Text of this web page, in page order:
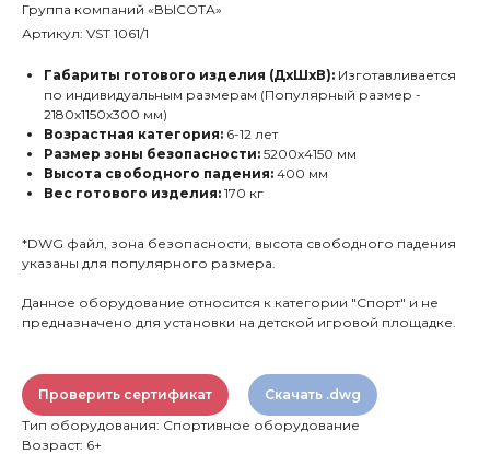
Группа компаний «ВЫСОТА»
Артикул: VST 1061/1
Габариты готового изделия (ДхШхВ): Изготавливается
по индивидуальным размерам (Популярный размер -
2180х1150х300 мм)
Возрастная категория: 6-12 лет
Размер зоны безопасности: 5200х4150 мм
Высота свободного падения: 400 мм
Вес готового изделия: 170 кг
*DWG файл, зона безопасности, высота свободного падения
указаны для популярного размера.
Данное оборудование относится к категории "Спорт" и не
предназначено для установки на детской игровой площадке.
Проверить сертификат
Скачать .dwg
Тип оборудования: Спортивное оборудование
Возраст: 6+